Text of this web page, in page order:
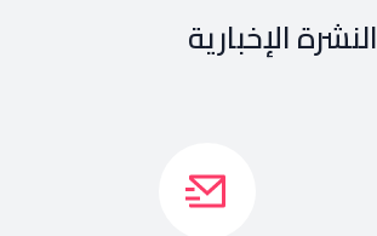
النشرة الإخبارية